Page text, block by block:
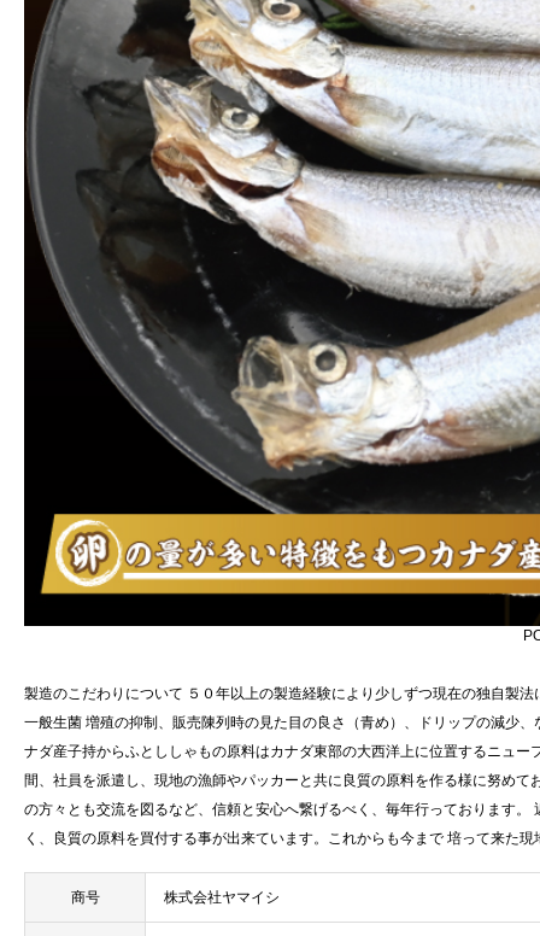
製造のこだわりについて ５０年以上の製造経験により少しずつ現在の独自製
一般生菌 増殖の抑制、販売陳列時の見た目の良さ（青め）、ドリップの減少
ナダ産子持からふとししゃもの原料はカナダ東部の大西洋上に位置するニュ
間、社員を派遣し、現地の漁師やパッカーと共に良質の原料を作る様に努め
の方々とも交流を図るなど、信頼と安心へ繋げるべく、毎年行っております
く、良質の原料を買付する事が出来ています。これからも今まで 培って来た
商号 株式会社ヤマイシ